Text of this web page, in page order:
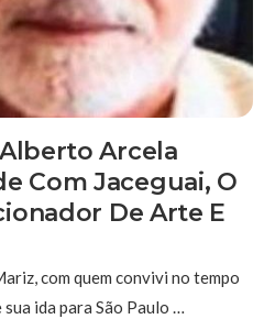
Arcela
Com Jaceguai, O
De Arte E
com quem convivi no tempo
ida para São Paulo …